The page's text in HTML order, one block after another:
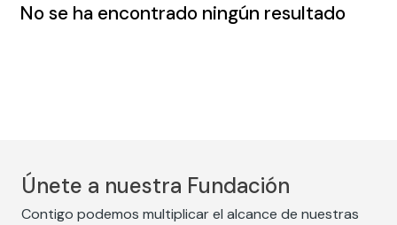
No se ha encontrado ningún resultado
Únete a nuestra Fundación
Contigo podemos multiplicar el alcance de nuestras